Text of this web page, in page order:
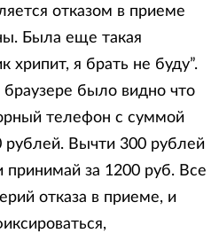
отказом в приеме
Была еще такая
хрипит, я брать не буду”.
было видно что
телефон с суммой
Вычти 300 рублей
принимай за 1200 руб. Все
отказа в приеме, и